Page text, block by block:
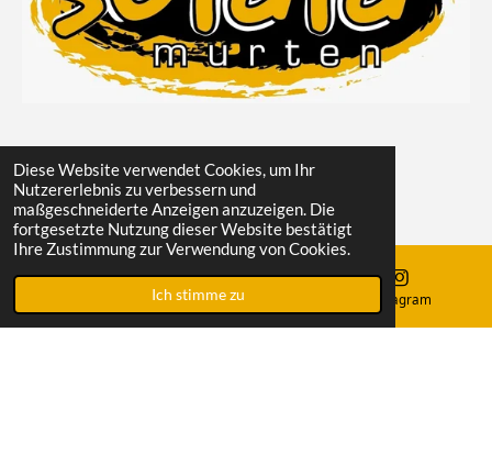
Diese Website verwendet Cookies, um Ihr
Nutzererlebnis zu verbessern und
maßgeschneiderte Anzeigen anzuzeigen. Die
fortgesetzte Nutzung dieser Website bestätigt
Ihre Zustimmung zur Verwendung von Cookies.
Ich stimme zu
SOLALA Jugendverein Murten
c/o Pascal Meier
Schulgasse 16
3280 Murten
Datenschutzerklärung
Karte Instagram